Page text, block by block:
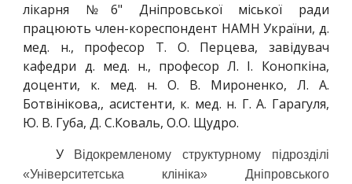
лікарня №6" Дніпровської міської ради
працюють член-кореспондент НАМН України, д.
мед. н., професор Т. О. Перцева, завідувач
кафедри д. мед. н., професор Л. І. Конопкіна,
доценти, к. мед. н. О. В. Мироненко, Л. А.
Ботвінікова,, асистенти, к. мед. н. Г. А. Гарагуля,
Ю. В. Губа, Д. С.Коваль, О.О. Щудро.
У
Відокремленому структурному підрозділі
«Університетська клініка» Дніпровського